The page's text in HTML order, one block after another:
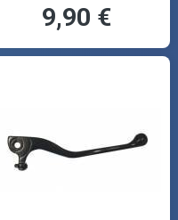
9,90 €